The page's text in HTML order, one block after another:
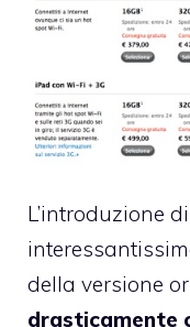
L’introduzione di
della versione
drasticamente